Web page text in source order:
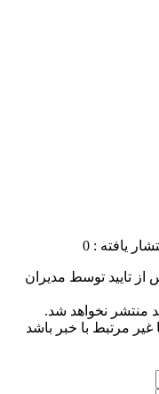
یافته : 0
تایید توسط مدیران
منتشر نخواهد شد.
مرتبط با خبر باشد